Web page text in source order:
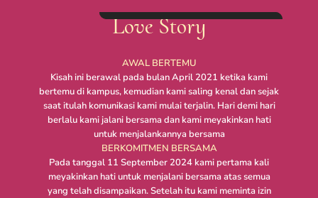
Love Story
AWAL BERTEMU
Kisah ini berawal pada bulan April 2021 ketika kami
bertemu di kampus, kemudian kami saling kenal dan sejak
saat itulah komunikasi kami mulai terjalin. Hari demi hari
berlalu kami jalani bersama dan kami meyakinkan hati
untuk menjalankannya bersama
BERKOMITMEN BERSAMA
Pada tanggal 11 September 2024 kami pertama kali
meyakinkan hati untuk menjalani bersama atas semua
yang telah disampaikan. Setelah itu kami meminta izin